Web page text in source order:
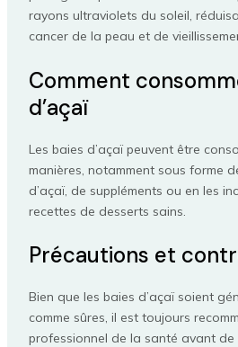
rayons ultraviolets du soleil,
cancer de la peau et de
Comment
d’açaï
Les baies d’açaï peuvent être
manières, notamment sous forme
d’açaï, de suppléments ou en les
recettes de desserts sains.
Précautions et
Bien que les baies d’açaï soient
comme sûres, il est toujours
professionnel de la santé avant de